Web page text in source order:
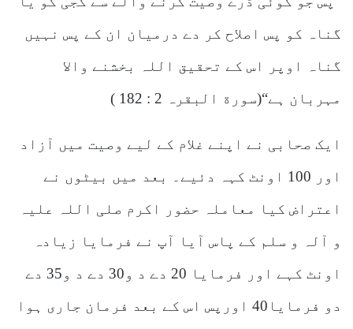
گناہ کو پس اصلاح کر دے درمیان ان کے پس نہیں
گناہ اوپر اس کے تحقیق اللہ بخشنے والا
مہربان ہے“(سورة البقرہ 2 : 182 )
ایک صحابی نے اپنے غلام کے لیے وصیت میں آزاد
اور 100 اونٹ کہہ دئیے۔ بعد میں بیٹوں نے
اعتراض کیا معاملہ حضور اکرم صلی اللہ علیہ
و آلہ و سلم کے پاس آیا آپ نے فرمایا زیادہ
اونٹ کہے اور فرمایا 20 دے د و30 دے د و35 دے
دو فرمایا40 اورپس اس کے بعد فرمان جاری ہوا